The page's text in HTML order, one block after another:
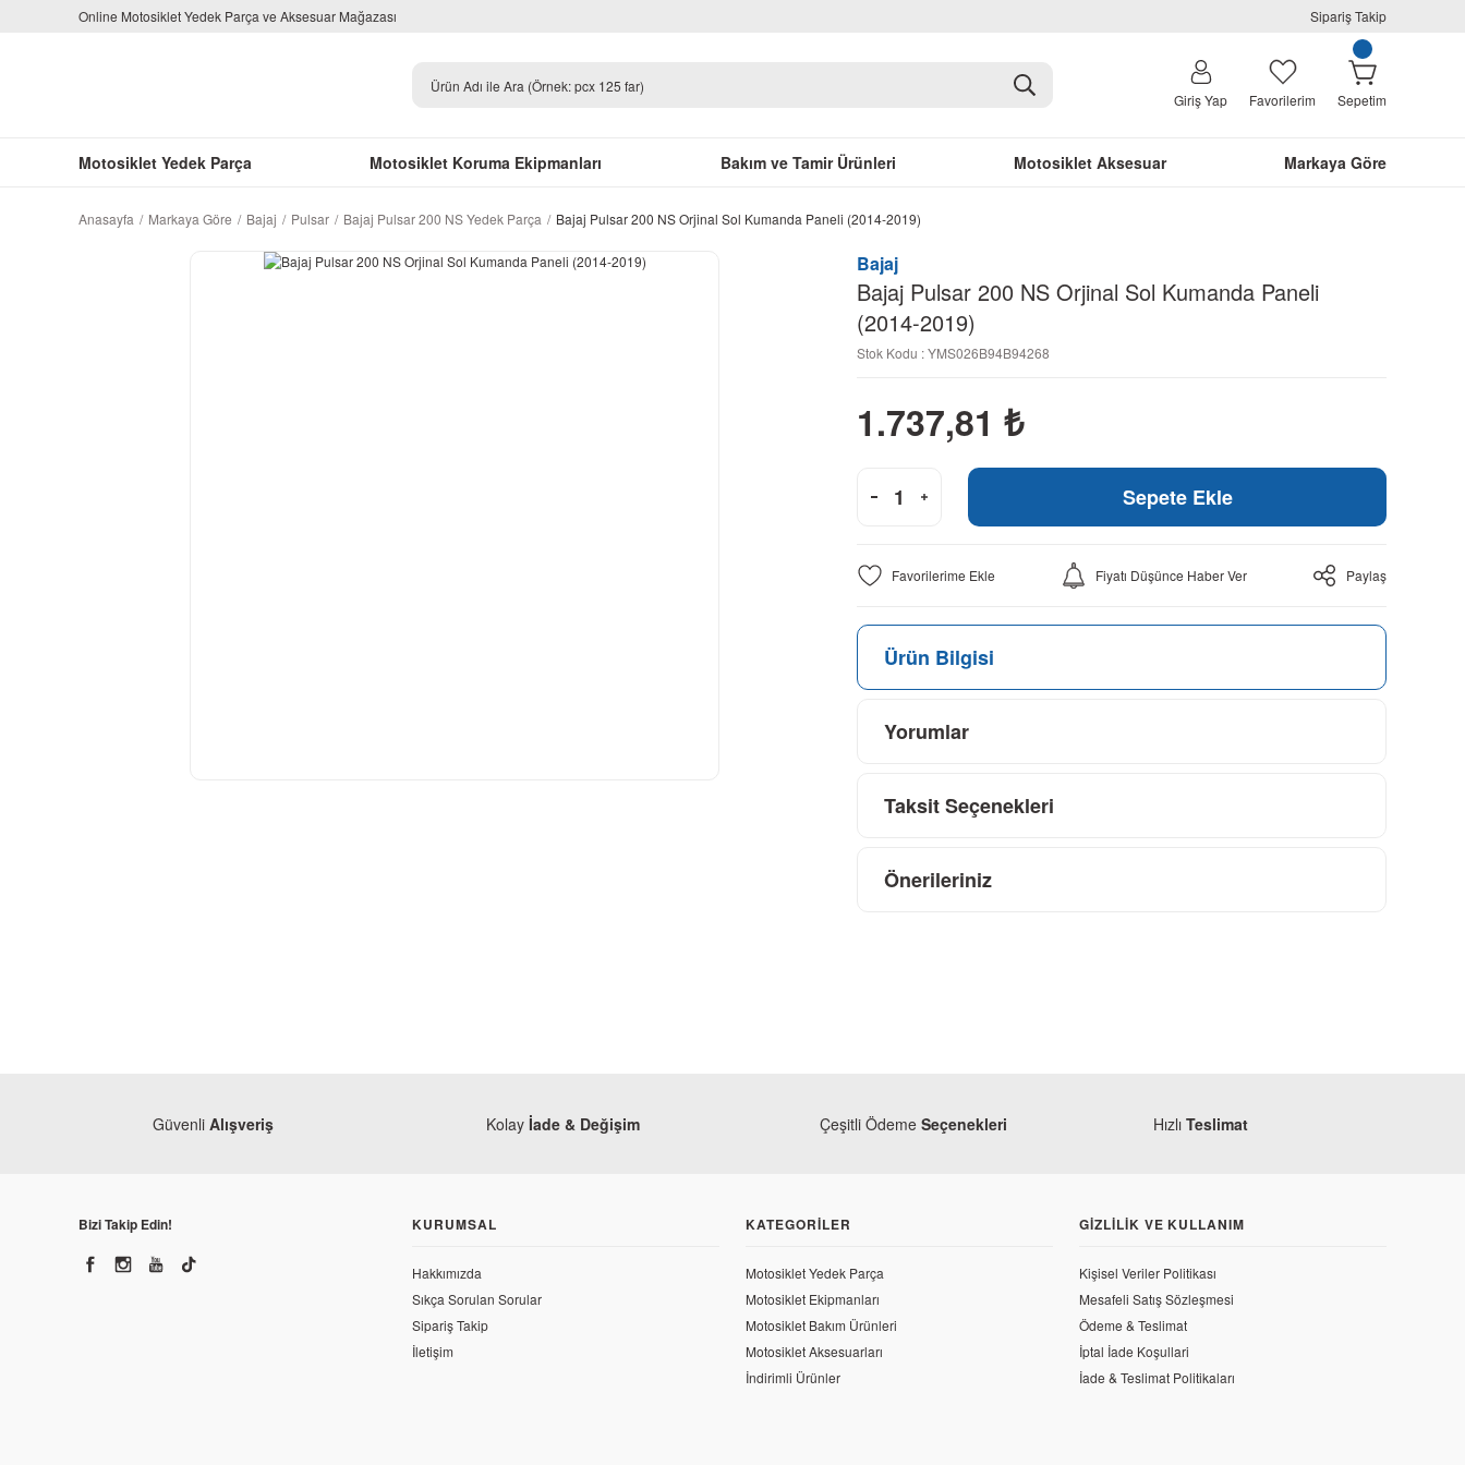
Online Motosiklet Yedek Parça ve Aksesuar Mağazası Sipariş Takip
Giriş Yap Favorilerim Sepetim
Motosiklet Yedek Parça Motosiklet Koruma Ekipmanları Bakım ve Tamir Ürünleri Motosiklet Aksesuar Markaya Göre
Anasayfa Markaya Göre Bajaj Pulsar Bajaj Pulsar 200 NS Yedek Parça Bajaj Pulsar 200 NS Orjinal Sol Kumanda Paneli (2014-2019)
Bajaj
Bajaj Pulsar 200 NS Orjinal Sol Kumanda Paneli
(2014-2019)
Stok Kodu : YMS026B94B94268
1.737,81 ₺
Sepete Ekle
Fiyatı Düşünce Haber Ver Paylaş
Ürün Bilgisi
Yorumlar
Taksit Seçenekleri
Önerileriniz
Güvenli Alışveriş Kolay İade & Değişim Çeşitli Ödeme Seçenekleri Hızlı Teslimat
Bizi Takip Edin! KURUMSAL
Hakkımızda
Sıkça Sorulan Sorular
Sipariş Takip
İletişim
KATEGORILER
Motosiklet Yedek Parça
Motosiklet Ekipmanları
Motosiklet Bakım Ürünleri
Motosiklet Aksesuarları
İndirimli Ürünler
GIZLILIK VE KULLANIM
Kişisel Veriler Politikası
Mesafeli Satış Sözleşmesi
Ödeme & Teslimat
İptal İade Koşullari
İade & Teslimat Politikaları